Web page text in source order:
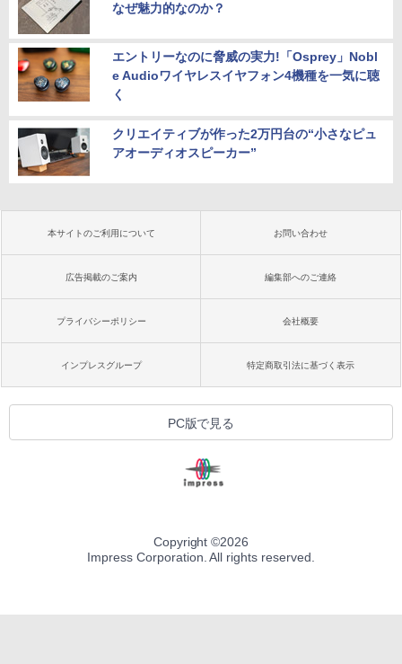
なぜ魅力的なのか？
エントリーなのに脅威の実力!「Osprey」Nobl
e Audioワイヤレスイヤフォン4機種を一気に聴
く
クリエイティブが作った2万円台の“小さなピュ
アオーディオスピーカー”
本サイトのご利用について お問い合わせ
広告掲載のご案内 編集部へのご連絡
プライバシーポリシー 会社概要
インプレスグループ 特定商取引法に基づく表示
PC版で見る
Copyright ©2026
Impress Corporation. All rights reserved.